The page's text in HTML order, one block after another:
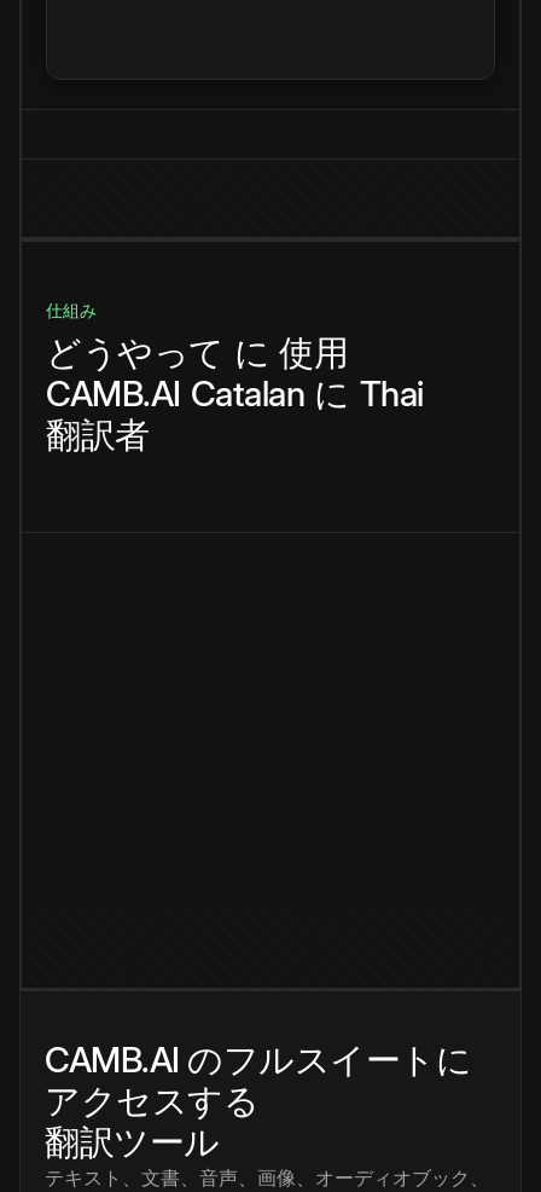
仕組み
どうやって に 使用
CAMB.AI Catalan に Thai
翻訳者
CAMB.AI のフルスイートに
アクセスする
翻訳ツール
テキスト、文書、音声、画像、オーディオブック、